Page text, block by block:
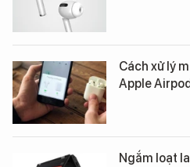
Cách xử lý
Apple
Ngắm loạt